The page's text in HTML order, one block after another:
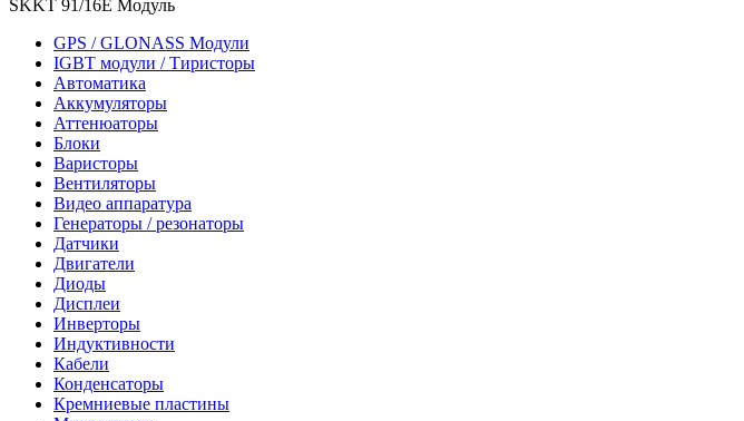
SKKT 91/16E Модуль
GPS / GLONASS Модули
IGBT модули / Тиристоры
Автоматика
Аккумуляторы
Аттенюаторы
Блоки
Варисторы
Вентиляторы
Видео аппаратура
Генераторы / резонаторы
Датчики
Двигатели
Диоды
Дисплеи
Инверторы
Индуктивности
Кабели
Конденсаторы
Кремниевые пластины